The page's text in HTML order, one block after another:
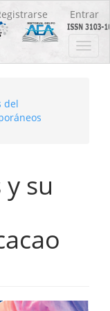
Entrar
del
su